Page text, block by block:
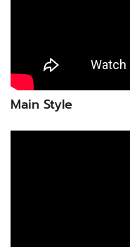
Main Style